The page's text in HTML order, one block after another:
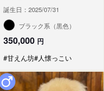
誕生日：2025/07/31
ブラック系（黒色）
350,000 円
#甘えん坊#人懐っこい